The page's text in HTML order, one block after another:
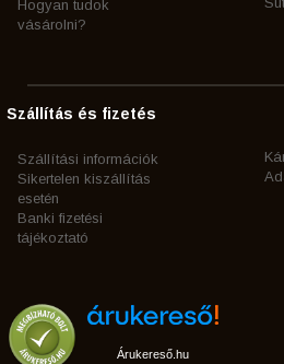
Hogyan tudok
vásárolni?
Szállítás és fizetés
Szállítási információk
Sikertelen kiszállítás
esetén
Banki fizetési
tájékoztató
Árukereső.hu